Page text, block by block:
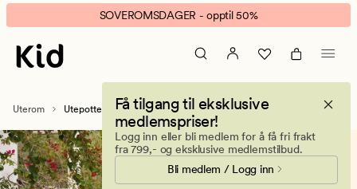
Utepotter
og
utekrukker
balkong
og
hage
banner.
Klikk
ESCAPE
pause.
SOVEROMSDAGER - opptil 50%
Få tilgang til eksklusive
medlemspriser!
Logg inn eller bli medlem for å få fri frakt
fra 799,- og eksklusive medlemstilbud.
Bli medlem / Logg inn
Uterom Utepotter